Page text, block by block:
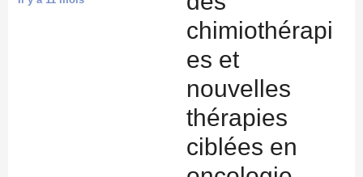
chimiothérapi
es et
nouvelles
thérapies
ciblées en